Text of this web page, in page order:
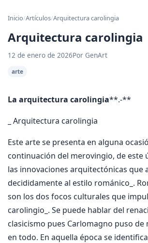
Inicio/Artículos/Arquitectura carolingia
Arquitectura carolingia
12 de enero de 2026Por GenArt
arte
La arquitectura carolingia**.-**
_ Arquitectura carolingia
Este arte se presenta en alguna
continuación del merovingio, de este
las innovaciones arquitectónicas que
decididamente al estilo románico_.
son los dos focos culturales que
carolingio_. Se puede hablar del
clasicismo pues Carlomagno puso de
en todo. En aquella época se